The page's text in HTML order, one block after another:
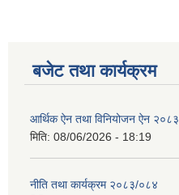
बजेट तथा कार्यक्रम
आर्थिक ऐन तथा विनियोजन ऐन २०८३
मिति: 08/06/2026 - 18:19
नीति तथा कार्यक्रम २०८३/०८४